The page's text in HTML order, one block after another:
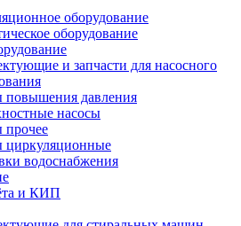
оборудование
оборудование
и запчасти для насосного
повышения давления
насосы
прочее
циркуляционные
водоснабжения
и КИП